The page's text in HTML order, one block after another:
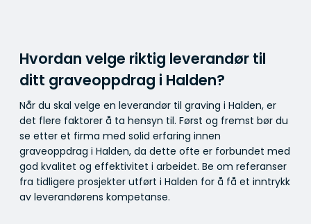
Hvordan velge riktig leverandør til
ditt graveoppdrag i Halden?
Når du skal velge en leverandør til graving i Halden, er
det flere faktorer å ta hensyn til. Først og fremst bør du
se etter et firma med solid erfaring innen
graveoppdrag i Halden, da dette ofte er forbundet med
god kvalitet og effektivitet i arbeidet. Be om referanser
fra tidligere prosjekter utført i Halden for å få et inntrykk
av leverandørens kompetanse.